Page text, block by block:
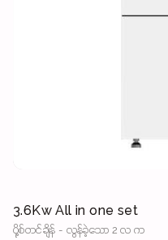
3.6Kw All in one set
ပို့စ်တင်ချိန် - လွန်ခဲ့သော 2 လ က